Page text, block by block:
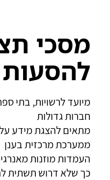
מסכי
מיועד לרשויות, בתי
חברות גדולות
מתאים להצגת מידע על
ממערכת מרכזית בענן
העמדות מוזנות
כך שלא דרוש תשתית